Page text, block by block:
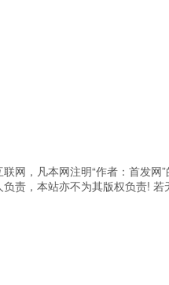
网，凡本网注明“作者：首发网
责，本站亦不为其版权负责!